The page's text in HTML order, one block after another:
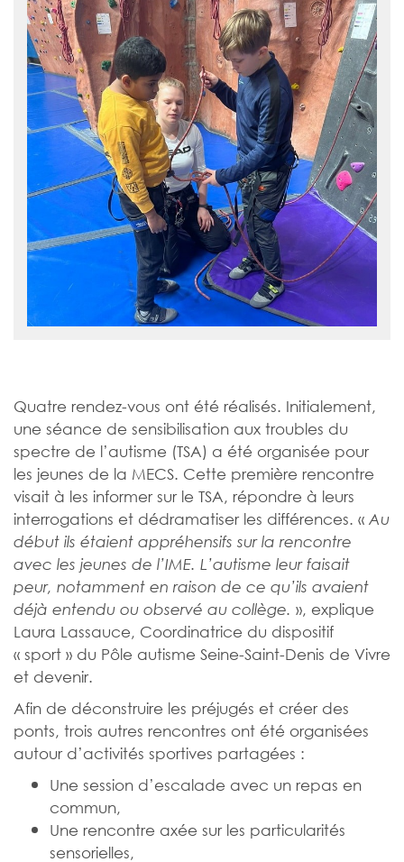
Quatre rendez-vous ont été réalisés. Initialement,
une séance de sensibilisation aux troubles du
spectre de l’autisme (TSA) a été organisée pour
les jeunes de la MECS. Cette première rencontre
visait à les informer sur le TSA, répondre à leurs
interrogations et dédramatiser les différences. « Au
début ils étaient appréhensifs sur la rencontre
avec les jeunes de l’IME. L’autisme leur faisait
peur, notamment en raison de ce qu’ils avaient
déjà entendu ou observé au collège. », explique
Laura Lassauce, Coordinatrice du dispositif
« sport » du Pôle autisme Seine-Saint-Denis de Vivre
et devenir.
Afin de déconstruire les préjugés et créer des
ponts, trois autres rencontres ont été organisées
autour d’activités sportives partagées :
Une session d’escalade avec un repas en
commun,
Une rencontre axée sur les particularités
sensorielles,